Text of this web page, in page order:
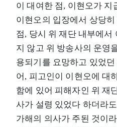
이 대여한 점, 이현오가 지
이현오의 입장에서 상당
점, 당시 위 재단 내부에서
지 않고 위 방송사의 운영
용되기를 요망하고 있었
어, 피고인이 이현오에 대
함에 있어 피해자인 위 재
사가 설령 있었다 하더라
가해의 의사가 주된 것이